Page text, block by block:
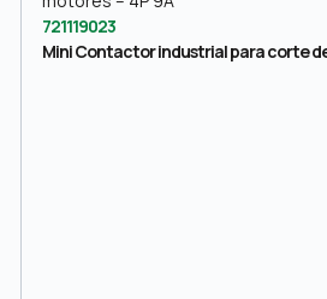
721119023
Mini Contactor industrial para corte